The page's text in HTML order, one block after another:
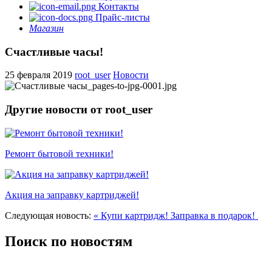
Контакты
Прайс-листы
Магазин
Счастливые часы!
25 февраля 2019 root_user Новости
Другие новости от root_user
Ремонт бытовой техники!
Акция на заправку картриджей!
Следующая новость: « Купи картридж! Заправка в
Поиск по новостям